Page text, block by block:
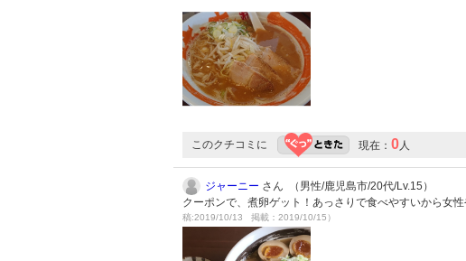
このクチコミに 現在： 0人
ジャーニー さん （男性/鹿児島市/20代/Lv.15）
クーポンで、煮卵ゲット！あっさりで食べやすいから女
稿:2019/10/13 掲載：2019/10/15）